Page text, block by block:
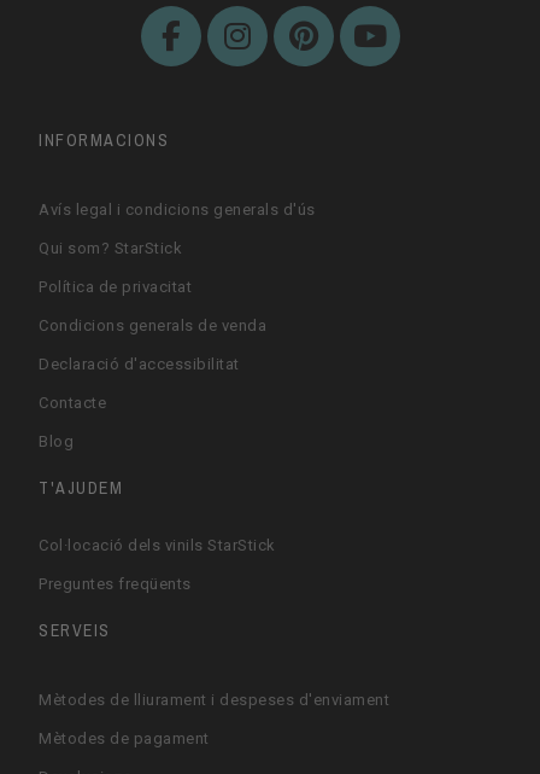
INFORMACIONS
Avís legal i condicions generals d'ús
Qui som? StarStick
Política de privacitat
Condicions generals de venda
Declaració d'accessibilitat
Contacte
Blog
T'AJUDEM
Col·locació dels vinils StarStick
Preguntes freqüents
SERVEIS
Mètodes de lliurament i despeses d'enviament
Mètodes de pagament